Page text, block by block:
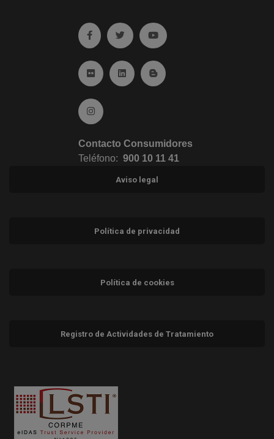
Ir a facebook (abre en ventana nueva)
Ir a twitter (abre en ventana nueva)
Ir a YouTube (abre en
Ir a Flickr (abre en ventana nueva)
Ir a Linkedin (abre en ventana nueva)
Ir al Blog (abre en ventana
Ir a Instagram (abre en ventana nueva)
Contacto Consumidores
Teléfono: 900 10 11 41
Aviso legal
Política de privacidad
Política de cookies
Registro de Actividades de Tratamiento